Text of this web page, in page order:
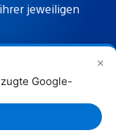
✕
Google-
jeweiligen